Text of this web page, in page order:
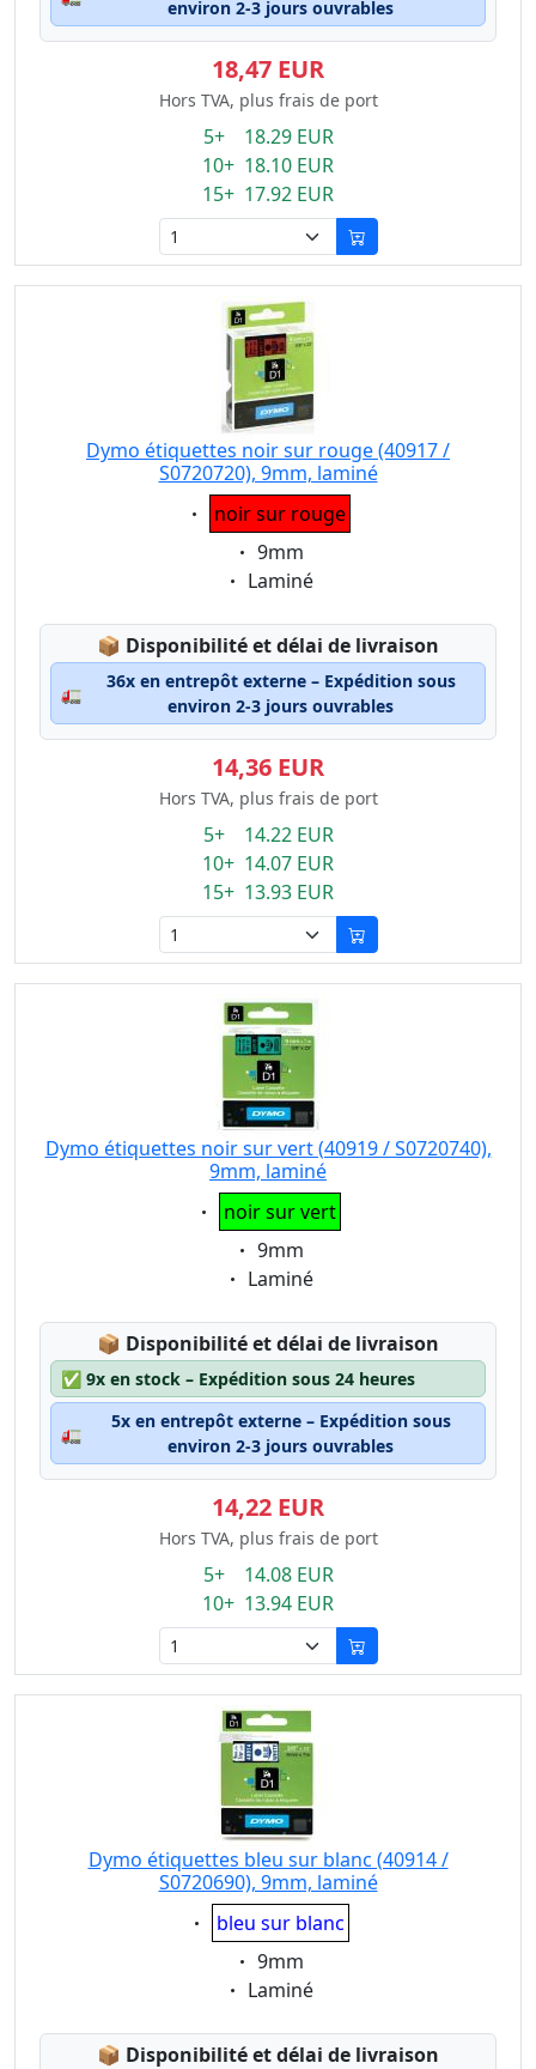
environ 2-3 jours ouvrables
18,47 EUR
Hors TVA, plus frais de port
5+ 18.29 EUR
10+ 18.10 EUR
15+ 17.92 EUR
Dymo étiquettes noir sur rouge (40917 /
S0720720), 9mm, laminé
Eigenschaft:
noir sur rouge
Eigenschaft:
9mm
Eigenschaft:
Laminé
📦 Lagerstatus:
Disponibilité et délai de livraison
🚛
36x en entrepôt externe – Expédition sous
environ 2-3 jours ouvrables
14,36 EUR
Hors TVA, plus frais de port
5+ 14.22 EUR
10+ 14.07 EUR
15+ 13.93 EUR
Dymo étiquettes noir sur vert (40919 / S0720740),
9mm, laminé
Eigenschaft:
noir sur vert
Eigenschaft:
9mm
Eigenschaft:
Laminé
📦 Lagerstatus:
Disponibilité et délai de livraison
✅ 9x en stock – Expédition sous 24 heures
🚛
5x en entrepôt externe – Expédition sous
environ 2-3 jours ouvrables
14,22 EUR
Hors TVA, plus frais de port
5+ 14.08 EUR
10+ 13.94 EUR
Dymo étiquettes bleu sur blanc (40914 /
S0720690), 9mm, laminé
Eigenschaft:
bleu sur blanc
Eigenschaft:
9mm
Eigenschaft:
Laminé
📦 Lagerstatus:
Disponibilité et délai de livraison